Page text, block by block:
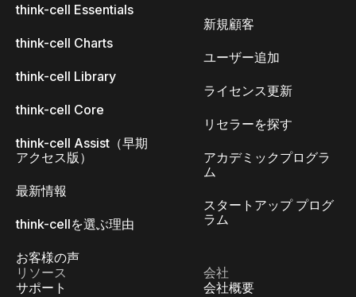
think-cell Essentials
think-cell Charts
think-cell Library
think-cell Core
think-cell Assist（早期
アクセス版）
最新情報
think-cellを選ぶ理由
お客様の声
新規顧客
ユーザー追加
ライセンス更新
リセラーを探す
アカデミックプログラ
ム
スタートアップ プログ
ラム
リソース
サポート
会社
会社概要